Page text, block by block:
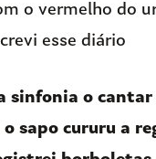
o vermelho do
esse diário
sinfonia o
o sapo cururu a